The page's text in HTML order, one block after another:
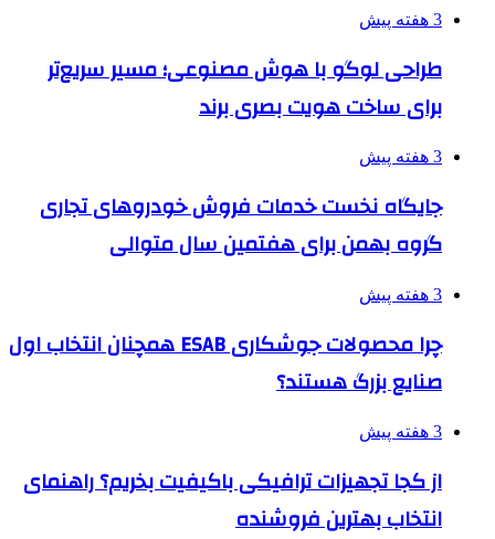
3 هفته پیش
طراحی لوگو با هوش مصنوعی؛ مسیر سریع‌تر
برای ساخت هویت بصری برند
3 هفته پیش
جایگاه نخست خدمات فروش خودروهای تجاری
گروه بهمن برای هفتمین سال متوالی
3 هفته پیش
چرا محصولات جوشکاری ESAB همچنان انتخاب اول
صنایع بزرگ هستند؟
3 هفته پیش
از کجا تجهیزات ترافیکی باکیفیت بخریم؟ راهنمای
انتخاب بهترین فروشنده